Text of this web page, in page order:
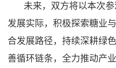
未来，双方将以本次
发展实际，积极探索糖业
合发展路径，持续深耕绿
善循环链条，全力推动产